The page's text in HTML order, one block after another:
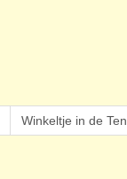
Winkeltje in de